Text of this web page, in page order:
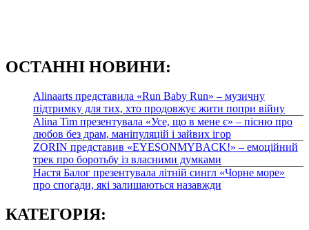
ОСТАННІ НОВИНИ:
Alinaarts представила «Run Baby Run» – музичну
підтримку для тих, хто продовжує жити попри війну
Alina Tim презентувала «Усе, що в мене є» – пісню про
любов без драм, маніпуляцій і зайвих ігор
ZORIN представив «EYESONMYBACK!» – емоційний
трек про боротьбу із власними думками
Настя Балог презентувала літній сингл «Чорне море»
про спогади, які залишаються назавжди
КАТЕГОРІЯ: